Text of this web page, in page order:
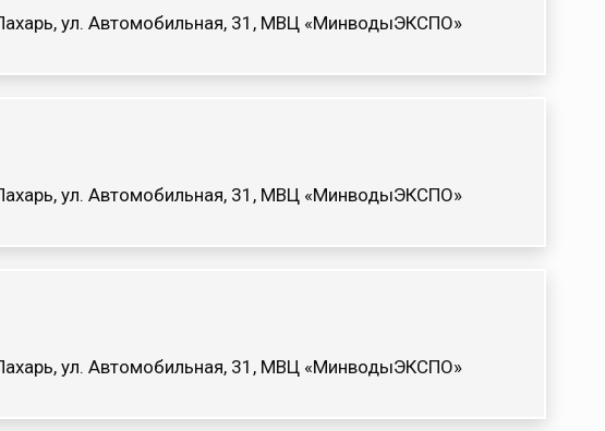
ул. Автомобильная, 31, МВЦ «МинводыЭКСПО»
ул. Автомобильная, 31, МВЦ «МинводыЭКСПО»
ул. Автомобильная, 31, МВЦ «МинводыЭКСПО»